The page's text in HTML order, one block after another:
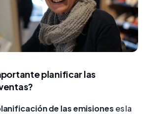
planificar las
de las emisiones es la